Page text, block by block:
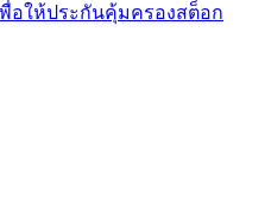
พื่อให้ประกันคุ้มครองสต็อก